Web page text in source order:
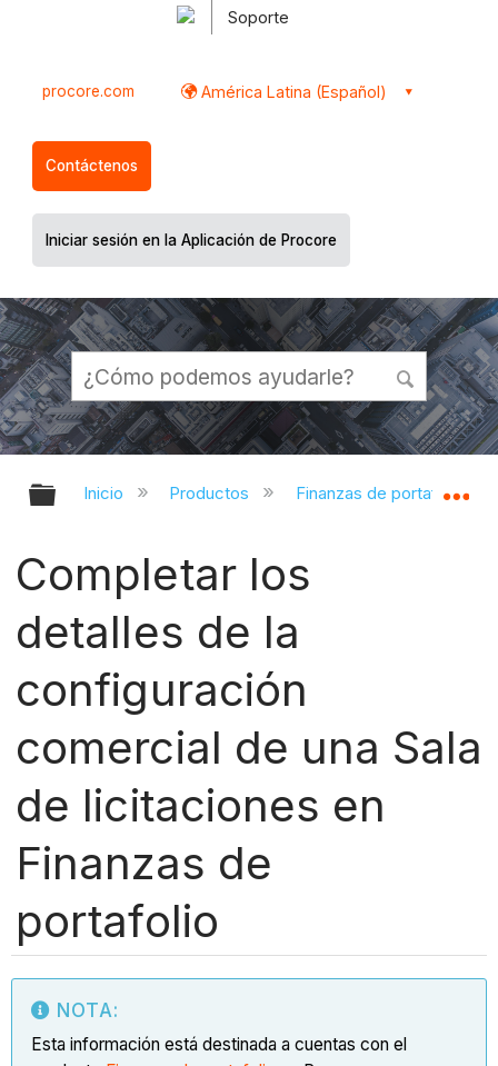
Soporte
procore.com América Latina (Español)
Contáctenos
Iniciar sesión en la Aplicación de Procore
Expandir/contraer jerarquía global
Inicio Productos Finanzas de portafolio y
Completar los
detalles de la
configuración
comercial de una Sala
de licitaciones en
Finanzas de
portafolio
NOTA:
Esta información está destinada a cuentas con el